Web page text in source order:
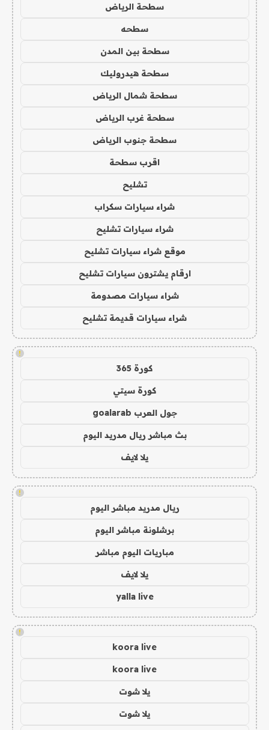
سطحة الرياض
سطحه
سطحة بين المدن
سطحة هيدروليك
سطحة شمال الرياض
سطحة غرب الرياض
سطحة جنوب الرياض
اقرب سطحة
تشليح
شراء سيارات سكراب
شراء سيارات تشليح
موقع شراء سيارات تشليح
ارقام يشترون سيارات تشليح
شراء سيارات مصدومة
شراء سيارات قديمة تشليح
!
كورة 365
كورة سيتي
جول العرب goalarab
بث مباشر ريال مدريد اليوم
يلا لايف
!
ريال مدريد مباشر اليوم
برشلونة مباشر اليوم
مباريات اليوم مباشر
يلا لايف
yalla live
!
koora live
koora live
يلا شوت
يلا شوت